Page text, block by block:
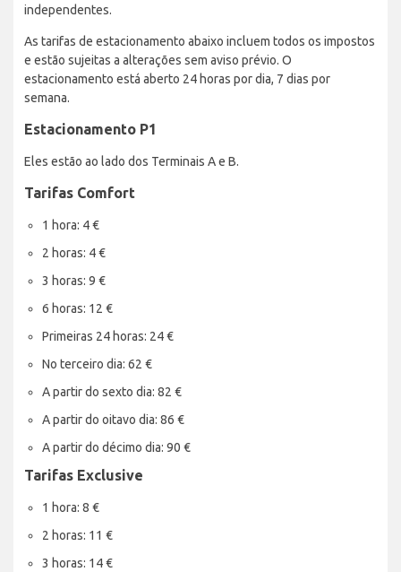
independentes.
As tarifas de estacionamento abaixo incluem todos os impostos
e estão sujeitas a alterações sem aviso prévio. O
estacionamento está aberto 24 horas por dia, 7 dias por
semana.
Estacionamento P1
Eles estão ao lado dos Terminais A e B.
Tarifas Comfort
1 hora: 4 €
2 horas: 4 €
3 horas: 9 €
6 horas: 12 €
Primeiras 24 horas: 24 €
No terceiro dia: 62 €
A partir do sexto dia: 82 €
A partir do oitavo dia: 86 €
A partir do décimo dia: 90 €
Tarifas Exclusive
1 hora: 8 €
2 horas: 11 €
3 horas: 14 €